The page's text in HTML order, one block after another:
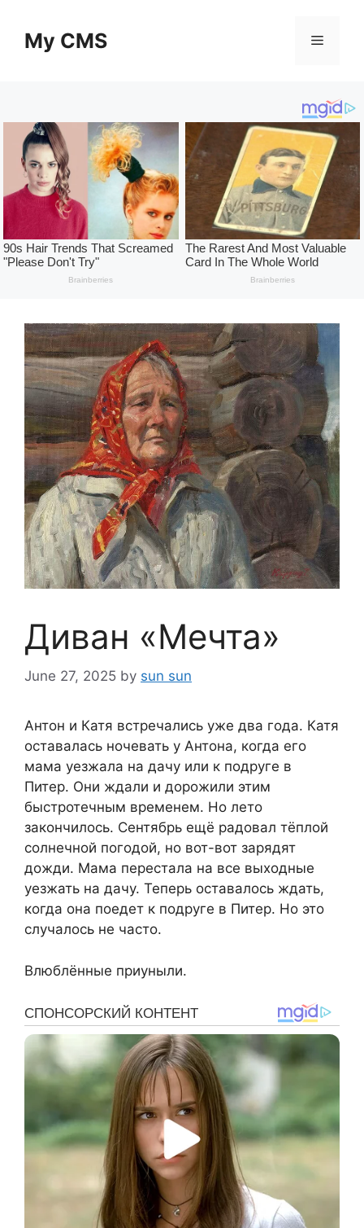
contentMy CMS Menu
Диван «Мечта»
June 27, 2025 by sun sun
Антон и Катя встречались уже два года. Катя
оставалась ночевать у Антона, когда его
мама уезжала на дачу или к подруге в
Питер. Они ждали и дорожили этим
быстротечным временем. Но лето
закончилось. Сентябрь ещё радовал тёплой
солнечной погодой, но вот-вот зарядят
дожди. Мама перестала на все выходные
уезжать на дачу. Теперь оставалось ждать,
когда она поедет к подруге в Питер. Но это
случалось не часто.
Влюблённые приуныли.